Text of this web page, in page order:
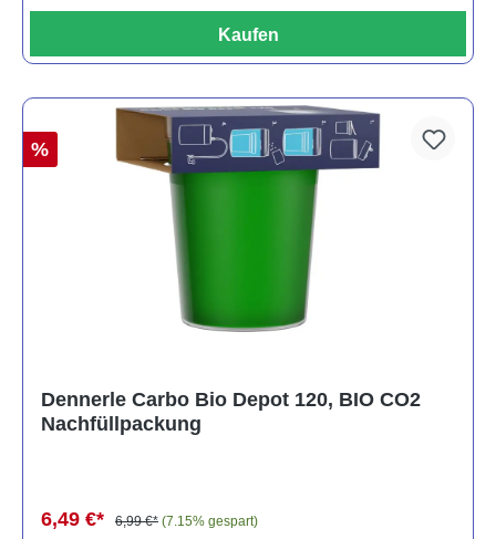
Kaufen
%
Dennerle Carbo Bio Depot 120, BIO CO2
Nachfüllpackung
6,49 €* 6,99 €* (7.15% gespart)